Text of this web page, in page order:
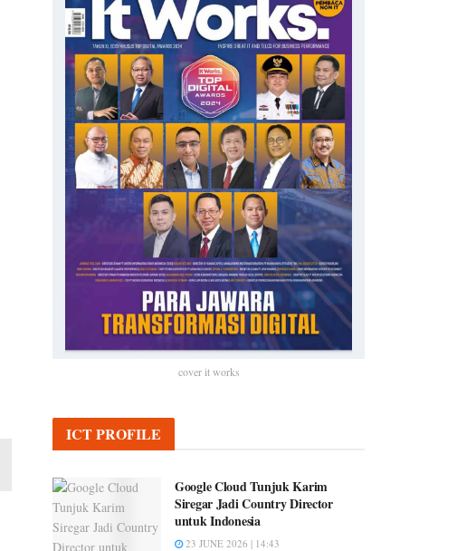
cover it works
ICT PROFILE
Google Cloud Tunjuk Karim
Siregar Jadi Country Director
untuk Indonesia
23 JUNE 2026 | 14:43